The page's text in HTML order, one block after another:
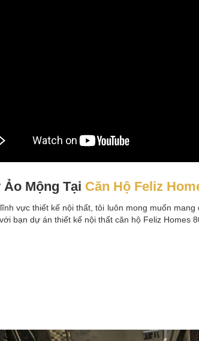
Mộng Tại Căn Hộ Feliz
vực thiết kế nội thất, tôi luôn mong muốn
bạn dự án thiết kế nội thất căn hộ Feliz Homes